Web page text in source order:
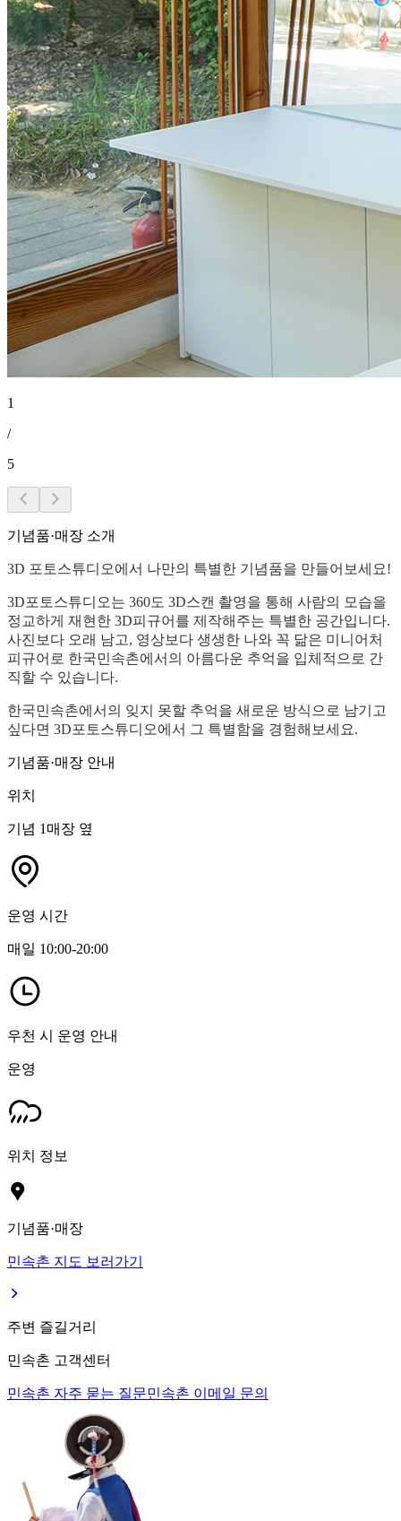
1
/
5
기념품·매장 소개
3D 포토스튜디오에서 나만의 특별한 기념품을 만들어보세요!
3D포토스튜디오는 360도 3D스캔 촬영을 통해 사람의 모습을
정교하게 재현한 3D피규어를 제작해주는 특별한 공간입니다.
사진보다 오래 남고, 영상보다 생생한 나와 꼭 닮은 미니어처
피규어로 한국민속촌에서의 아름다운 추억을 입체적으로 간
직할 수 있습니다.
한국민속촌에서의 잊지 못할 추억을 새로운 방식으로 남기고
싶다면 3D포토스튜디오에서 그 특별함을 경험해보세요.
기념품·매장 안내
위치
기념 1매장 옆
운영 시간
매일 10:00-20:00
우천 시 운영 안내
운영
위치 정보
기념품·매장
민속촌 지도 보러가기
주변 즐길거리
민속촌 고객센터
민속촌 자주 묻는 질문민속촌 이메일 문의